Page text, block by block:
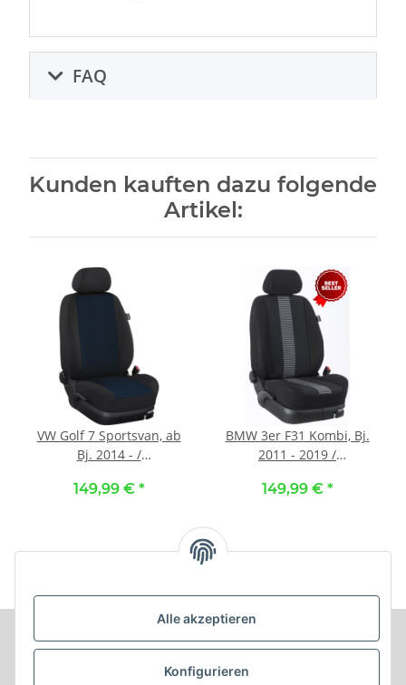
Alle akzeptieren
Konfigurieren
FAQ
Kunden kauften dazu folgende
Artikel:
VW Golf 7 Sportsvan, ab
Bj. 2014 - /
Vordersitzbezüge :: 102.
149,99 € *
BMW 3er F31 Kombi, Bj.
2011 - 2019 /
Vordersitzbezüge :: 037.
149,99 € *
Informationen